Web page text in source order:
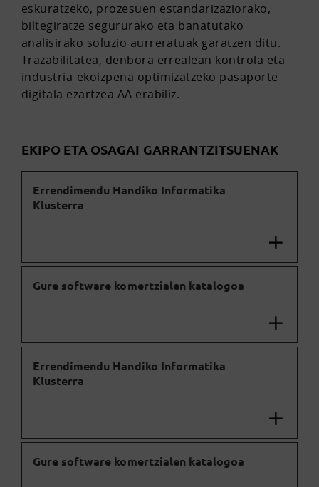
eskuratzeko, prozesuen estandarizaziorako,
biltegiratze segururako eta banatutako
analisirako soluzio aurreratuak garatzen ditu.
Trazabilitatea, denbora errealean kontrola eta
industria-ekoizpena optimizatzeko pasaporte
digitala ezartzea AA erabiliz.
EKIPO ETA OSAGAI GARRANTZITSUENAK
Errendimendu Handiko Informatika
Klusterra
Gure software komertzialen katalogoa
Errendimendu Handiko Informatika
Klusterra
Gure software komertzialen katalogoa